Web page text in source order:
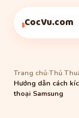
CocVu.com
Trang chủ›Thủ
Hướng dẫn cách
thoại Samsung
Thủ Thuật
Thủ Thuật
Thủ Thuật